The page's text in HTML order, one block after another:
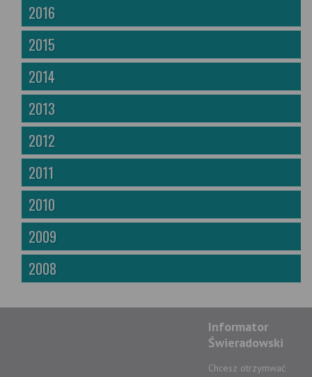
2016
2015
2014
2013
2012
2011
2010
2009
2008
Informator
Świeradowski
Chcesz otrzymwać